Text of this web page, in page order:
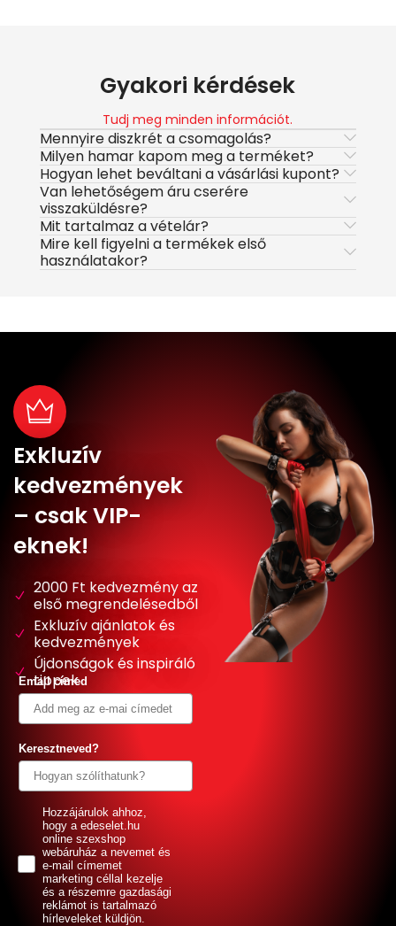
Gyakori kérdések
Tudj meg minden információt.
Mennyire diszkrét a csomagolás?
Milyen hamar kapom meg a terméket?
Hogyan lehet beváltani a vásárlási kupont?
Van lehetőségem áru cserére
visszaküldésre?
Mit tartalmaz a vételár?
Mire kell figyelni a termékek első
használatakor?
Exkluzív
kedvezmények
– csak VIP-
eknek!
2000 Ft kedvezmény az
első megrendelésedből
Exkluzív ajánlatok és
kedvezmények
Újdonságok és inspiráló
tippek
Email címed
Keresztneved?
GDPRHozzájárulok ahhoz,
hogy a edeselet.hu
online szexshop
webáruház a nevemet és
e-mail címemet
marketing céllal kezelje
és a részemre gazdasági
reklámot is tartalmazó
hírleveleket küldjön.